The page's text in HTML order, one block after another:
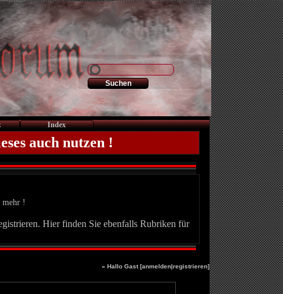
Index
auch nutzen !
mehr !
Hier finden Sie ebenfalls Rubriken für
» Hallo Gast [anmelden|registrieren]